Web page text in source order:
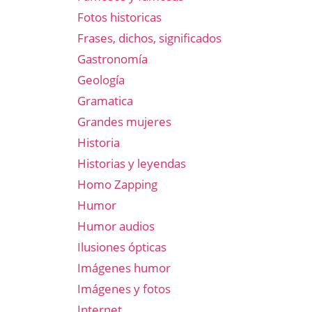
Fotos historicas
Frases, dichos, significados
Gastronomía
Geología
Gramatica
Grandes mujeres
Historia
Historias y leyendas
Homo Zapping
Humor
Humor audios
Ilusiones ópticas
Imágenes humor
Imágenes y fotos